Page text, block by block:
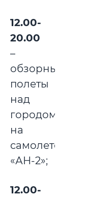
12.00-
20.00
–
обзорные
полеты
над
городом
на
самолете
«АН-2»;
12.00-